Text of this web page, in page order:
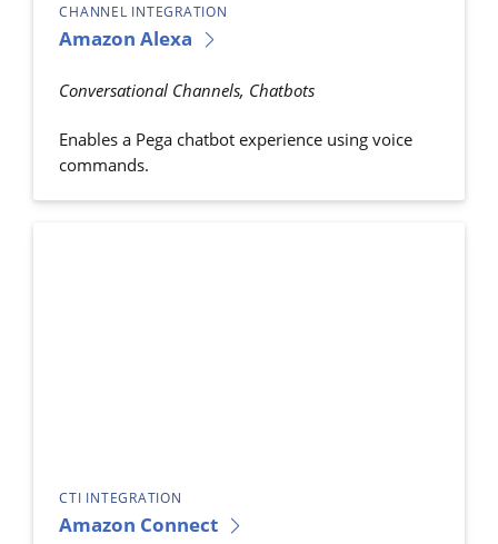
Amazon Alexa
CHANNEL INTEGRATION
Conversational Channels, Chatbots
Enables a Pega chatbot experience using voice
commands.
Amazon Connect
CTI INTEGRATION